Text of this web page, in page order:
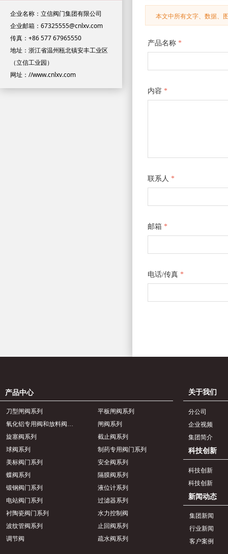
本文中所有文字、数据、
产品名称 *
内容 *
联系人 *
邮箱 *
电话/传真 *
企业名称：立信阀门集团有限公司
企业邮箱：67325555@cnlxv.com
传真：+86 577 67965550
地址：浙江省温州瓯北镇安丰工业区
（立信工业园）
网址：//www.cnlxv.com
刀型闸阀系列
氧化铝专用阀和放料阀系列
旋塞阀系列
球阀系列
美标阀门系列
蝶阀系列
锻钢阀门系列
电站阀门系列
衬陶瓷阀门系列
波纹管阀系列
调节阀
科技创新
科技创新
分公司
企业视频
集团简介
平板闸阀系列
闸阀系列
截止阀系列
制药专用阀门系列
安全阀系列
隔膜阀系列
液位计系列
过滤器系列
水力控制阀
止回阀系列
疏水阀系列
集团新闻
行业新闻
客户案例
产品中心 关于我们
科技创新
新闻动态